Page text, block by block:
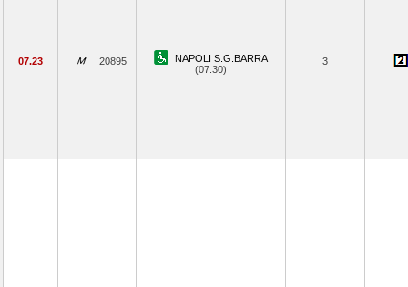
07.23 20895
NAPOLI S.G.BARRA
(07.30)
3